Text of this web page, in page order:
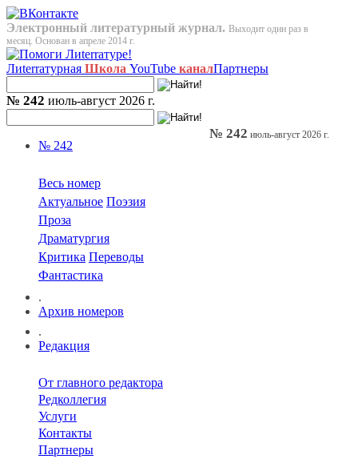
Электронный литературный журнал. Выходит один раз в
месяц. Основан в апреле 2014 г.
Лиterraтурная Школа YouTube каналПартнеры
№ 242 июль-август 2026 г.
№ 242
Весь номер
Актуальное Поэзия
Проза
Драматургия
Критика Переводы
Фантастика
.
Архив номеров
.
Редакция
От главного редактора
Редколлегия
Услуги
Контакты
Партнеры
№ 242 июль-август 2026 г.